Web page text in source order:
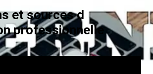
et sources d
professionnelle